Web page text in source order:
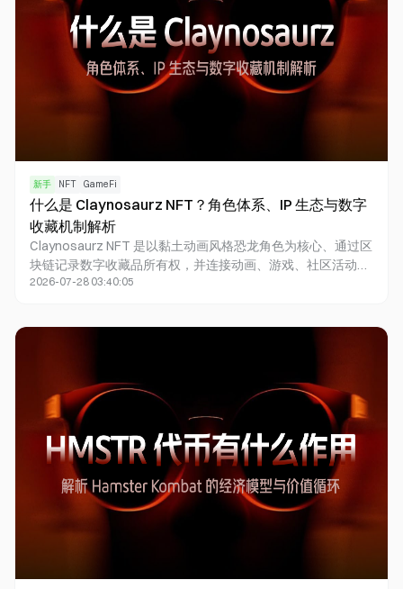
新手 NFT GameFi
什么是 Claynosaurz NFT？角色体系、IP 生态与数字
收藏机制解析
Claynosaurz NFT 是以黏土动画风格恐龙角色为核心、通过区
块链记录数字收藏品所有权，并连接动画、游戏、社区活动与
实体商品的娱乐 IP 体系。项目最初通过 Solana 上的数字收藏
2026-07-28 03:40:05